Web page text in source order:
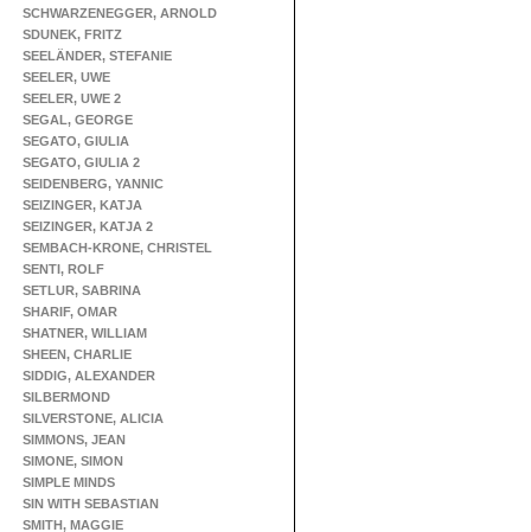
SCHWARZENEGGER, ARNOLD
SDUNEK, FRITZ
SEELÄNDER, STEFANIE
SEELER, UWE
SEELER, UWE 2
SEGAL, GEORGE
SEGATO, GIULIA
SEGATO, GIULIA 2
SEIDENBERG, YANNIC
SEIZINGER, KATJA
SEIZINGER, KATJA 2
SEMBACH-KRONE, CHRISTEL
SENTI, ROLF
SETLUR, SABRINA
SHARIF, OMAR
SHATNER, WILLIAM
SHEEN, CHARLIE
SIDDIG, ALEXANDER
SILBERMOND
SILVERSTONE, ALICIA
SIMMONS, JEAN
SIMONE, SIMON
SIMPLE MINDS
SIN WITH SEBASTIAN
SMITH, MAGGIE